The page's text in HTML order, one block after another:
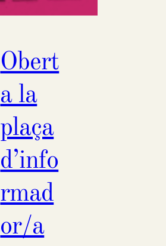
Obert
a la
plaça
d’info
rmad
or/a